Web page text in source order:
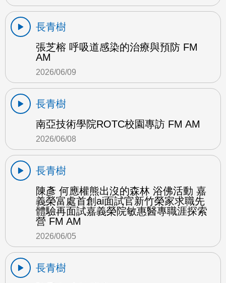
長青樹
張芝榕 呼吸道感染的治療與預防 FM
AM
2026/06/09
長青樹
南亞技術學院ROTC校園專訪 FM AM
2026/06/08
長青樹
陳彥 何應權熊出沒的森林 浴佛活動 嘉
義榮富處首創ai面試官新竹榮家求職先
體驗再面試嘉義榮院敏惠醫專職涯探索
營 FM AM
2026/06/05
長青樹